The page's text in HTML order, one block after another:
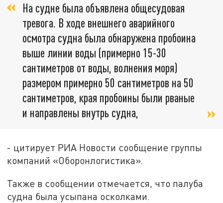
На судне была объявлена общесудовая
тревога. В ходе внешнего аварийного
осмотра судна была обнаружена пробоина
выше линии воды (примерно 15-30
сантиметров от воды, волнения моря)
размером примерно 50 сантиметров на 50
сантиметров, края пробоины были рваные
и направлены внутрь судна,
- цитирует РИА Новости сообщение группы
компаний «Оборонлогистика».
Также в сообщении отмечается, что палуба
судна была усыпана осколками.